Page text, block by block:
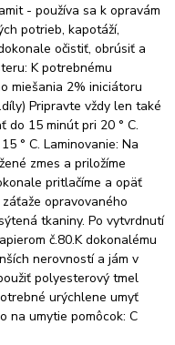
- používa sa k opravám
potrieb, kapotáží,
očistiť, obrúsiť a
K potrebnému
miešania 2% iniciátoru
Pripravte vždy len také
do 15 minút pri 20 ° C.
° C. Laminovanie: Na
zmes a priložíme
pritlačíme a opäť
opravovaného
tkaniny. Po vytvrdnutí
č.80.K dokonalému
nerovností a jám v
polyesterový tmel
urýchlene umyť
na umytie pomôcok: C